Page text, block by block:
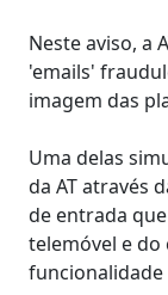
Neste aviso, a
'emails'
imagem das
Uma delas
da AT através
de entrada
telemóvel e do
funcionalidade